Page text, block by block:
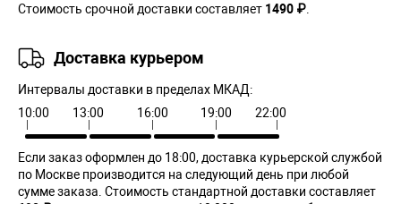
Стоимость срочной доставки составляет 1490 ₽
Доставка курьером
Интервалы доставки в пределах МКАД:
10:00
13:00 16:00 19:00 22:00
Если заказ оформлен до 18:00, доставка курьерской службой
по Москве производится на следующий день при любой
сумме заказа. Cтоимость стандартной доставки составляет